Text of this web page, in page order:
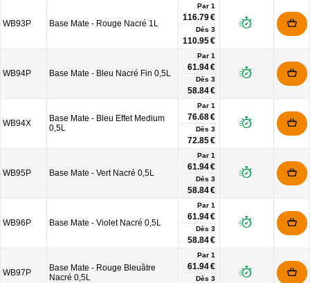
WB93P Base Mate - Rouge Nacré 1L
Par 1
116.79 €
Dès 3
110.95 €
WB94P Base Mate - Bleu Nacré Fin 0,5L
Par 1
61.94 €
Dès 3
58.84 €
WB94X
Base Mate - Bleu Effet Medium
0,5L
Par 1
76.68 €
Dès 3
72.85 €
WB95P Base Mate - Vert Nacré 0,5L
Par 1
61.94 €
Dès 3
58.84 €
WB96P Base Mate - Violet Nacré 0,5L
Par 1
61.94 €
Dès 3
58.84 €
WB97P
Base Mate - Rouge Bleuâtre
Nacré 0,5L
Par 1
61.94 €
Dès 3